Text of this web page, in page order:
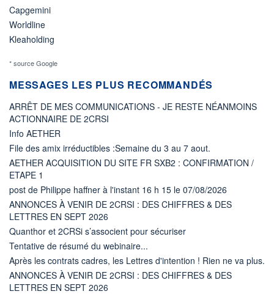
Capgemini
Worldline
Kleaholding
* source Google
MESSAGES LES PLUS RECOMMANDÉS
ARRÊT DE MES COMMUNICATIONS - JE RESTE NÉANMOINS
ACTIONNAIRE DE 2CRSI
Info AETHER
File des amix irréductibles :Semaine du 3 au 7 aout.
AETHER ACQUISITION DU SITE FR SXB2 : CONFIRMATION /
ETAPE 1
post de Philippe haffner à l'instant 16 h 15 le 07/08/2026
ANNONCES À VENIR DE 2CRSI : DES CHIFFRES & DES
LETTRES EN SEPT 2026
Quanthor et 2CRSi s’associent pour sécuriser
Tentative de résumé du webinaire...
Après les contrats cadres, les Lettres d'intention ! Rien ne va plus.
ANNONCES À VENIR DE 2CRSI : DES CHIFFRES & DES
LETTRES EN SEPT 2026